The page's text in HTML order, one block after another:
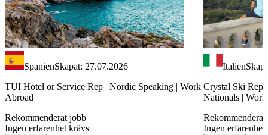
SpanienSkapat: 27.07.2026
TUI Hotel or Service Rep | Nordic Speaking | Work
Abroad
Rekommenderat jobb
Ingen erfarenhet krävs
Italien
Crystal Ski Rep
Nationals |
Ingen erfarenhet